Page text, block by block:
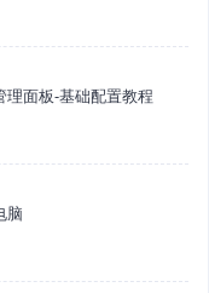
理面板-基础配置教程
脑